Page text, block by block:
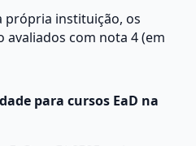
própria instituição, os
avaliados com nota 4 (em
para cursos EaD na